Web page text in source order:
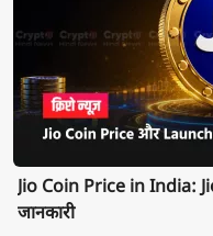
Jio Coin Price in India:
जानकारी